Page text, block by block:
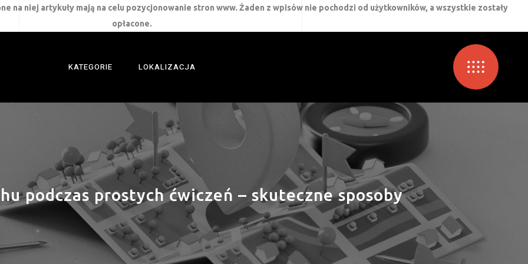
na niej artykuły mają na celu pozycjonowanie stron www. Żaden z wpisów nie pochodzi od użytkowników, a wszystkie zostały
opłacone.
KATEGORIE LOKALIZACJA
podczas prostych ćwiczeń – skuteczne sposoby